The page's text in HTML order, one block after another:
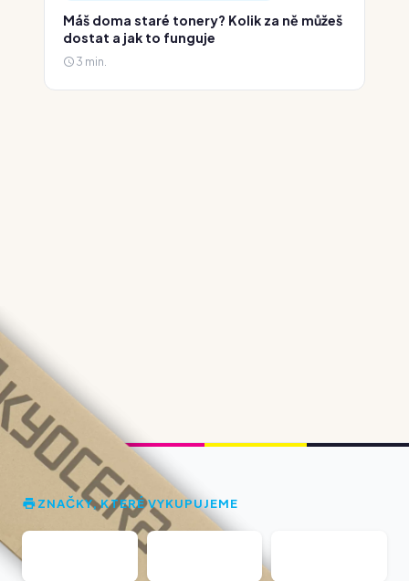
Máš doma staré tonery? Kolik za ně můžeš
dostat a jak to funguje
3 min.
ZNAČKY, KTERÉ VYKUPUJEME